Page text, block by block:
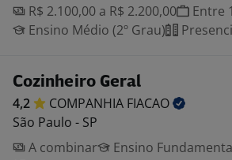
R$ 2.100,00 a R$ 2.200,00
Entre
Ensino Médio (2º Grau)
Cozinheiro Geral
4,2 COMPANHIA FIACAO
São Paulo - SP
A combinar
Ensino